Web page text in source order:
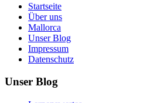
Startseite
Über uns
Mallorca
Unser Blog
Impressum
Datenschutz
Unser Blog